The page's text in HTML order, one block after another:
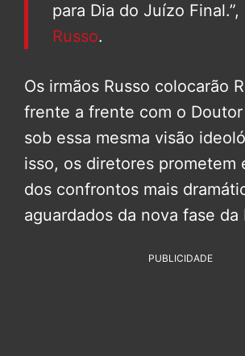
para Dia do Juízo
Russo.
Os irmãos Russo colocarão
frente a frente com o
sob essa mesma visão
isso, os diretores prometem
dos confrontos mais
aguardados da nova fase da
PUBLICIDADE